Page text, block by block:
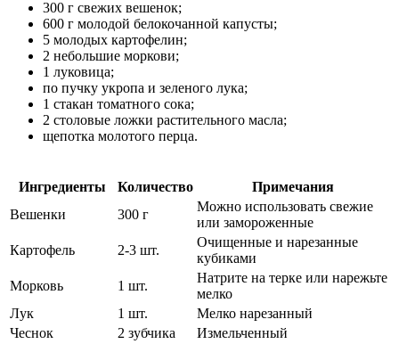
300 г свежих вешенок;
600 г молодой белокочанной капусты;
5 молодых картофелин;
2 небольшие моркови;
1 луковица;
по пучку укропа и зеленого лука;
1 стакан томатного сока;
2 столовые ложки растительного масла;
щепотка молотого перца.
Ингредиенты Количество
Примечания
Вешенки
300 г
Можно использовать свежие
или замороженные
Картофель
2-3 шт.
Очищенные и нарезанные
кубиками
Морковь
1 шт.
Натрите на терке или нарежьте
мелко
Лук
1 шт.
Мелко нарезанный
Чеснок
2 зубчика
Измельченный